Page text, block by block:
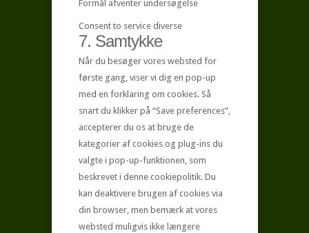
Formål afventer undersøgelse
Consent to service diverse
7. Samtykke
Når du besøger vores websted for
første gang, viser vi dig en pop-up
med en forklaring om cookies. Så
snart du klikker på “Save preferences”,
accepterer du os at bruge de
kategorier af cookies og plug-ins du
valgte i pop-up-funktionen, som
beskrevet i denne cookiepolitik. Du
kan deaktivere brugen af ​​cookies via
din browser, men bemærk at vores
websted muligvis ikke længere